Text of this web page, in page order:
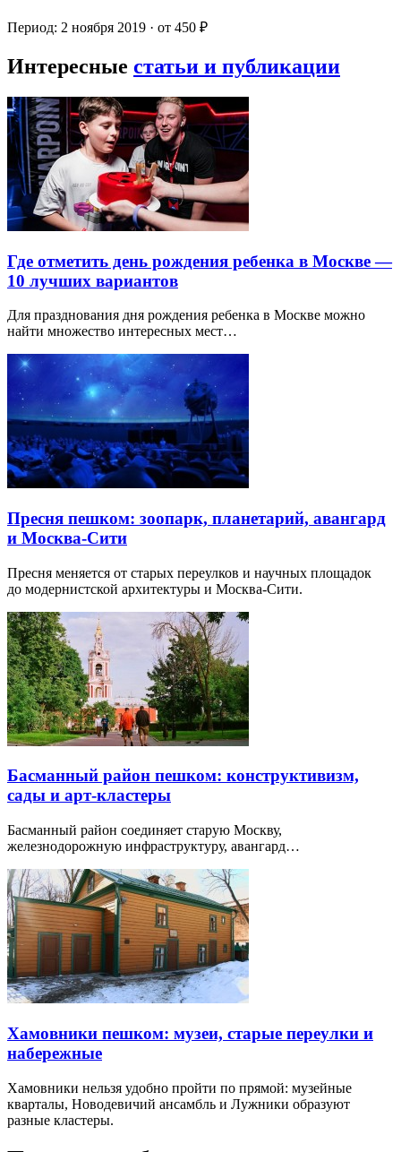
Период: 2 ноября 2019 · от 450 ₽
Интересные статьи и публикации
Где отметить день рождения ребенка в Москве —
10 лучших вариантов
Для празднования дня рождения ребенка в Москве можно
найти множество интересных мест…
Пресня пешком: зоопарк, планетарий, авангард
и Москва-Сити
Пресня меняется от старых переулков и научных площадок
до модернистской архитектуры и Москва-Сити.
Басманный район пешком: конструктивизм,
сады и арт-кластеры
Басманный район соединяет старую Москву,
железнодорожную инфраструктуру, авангард…
Хамовники пешком: музеи, старые переулки и
набережные
Хамовники нельзя удобно пройти по прямой: музейные
кварталы, Новодевичий ансамбль и Лужники образуют
разные кластеры.